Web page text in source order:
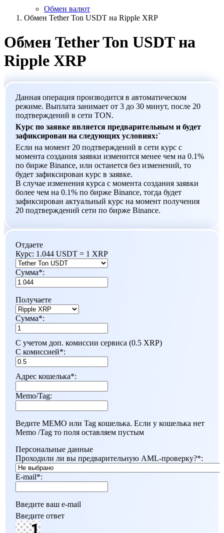
Обмен валют
Обмен Tether Ton USDT на Ripple XRP
Обмен Tether Ton USDT на
Ripple XRP
Данная операция производится в автоматическом
режиме. Выплата занимает от 3 до 30 минут, после 20
подтверждений в сети TON.
Курс по заявке является предварительным и будет
зафиксирован на следующих условиях:`
Если на момент 20 подтверждений в сети курс с
момента создания заявки изменится менее чем на 0.1%
по бирже Binance, или останется без изменений, то
будет зафиксирован курс в заявке.
В случае изменения курса с момента создания заявки
более чем на 0.1% по бирже Binance, тогда будет
зафиксирован актуальный курс на момент получения
20 подтверждений сети по бирже Binance.
Отдаете
Курс: 1.044 USDT = 1 XRP
Сумма*:
Получаете
Сумма*:
С учетом доп. комиссии сервиса (0.5 XRP)
С комиссией*:
Адрес кошелька*:
Memo/Tag:
Ведите MEMO или Tag кошелька. Если у кошелька нет
Мemo /Tag то поля оставляем пустым
Персональные данные
Проходили ли вы предварительную AML-проверку?*:
E-mail*:
Введите ваш e-mail
Введите ответ